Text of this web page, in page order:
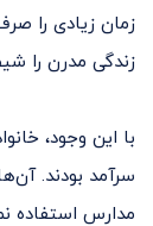
زمان زیادی را
زندگی مدرن را
با این وجود،
سرآمد بودند.